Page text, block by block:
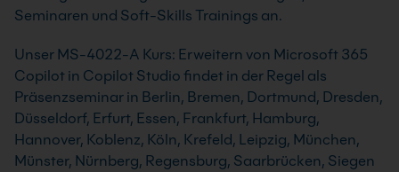
Seminaren und Soft-Skills Trainings an.
Unser MS-4022-A Kurs: Erweitern von Microsoft 365
Copilot in Copilot Studio findet in der Regel als
Präsenzseminar in Berlin, Bremen, Dortmund, Dresden,
Düsseldorf, Erfurt, Essen, Frankfurt, Hamburg,
Hannover, Koblenz, Köln, Krefeld, Leipzig, München,
Münster, Nürnberg, Regensburg, Saarbrücken, Siegen